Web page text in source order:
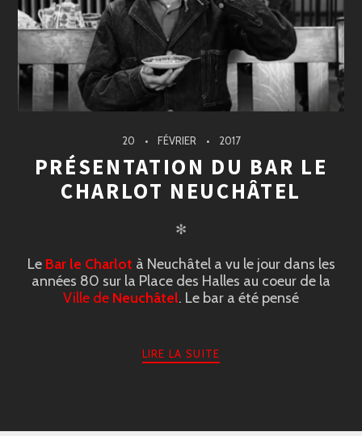
20 FÉVRIER 2017
PRÉSENTATION DU BAR LE
CHARLOT NEUCHÂTEL
✻
LeBar le Charlot à Neuchâtel a vu le jour dans les
années 80 sur la Place des Halles au coeur de la
Ville de Neuchâtel. Le bar a été pensé
LIRE LA SUITE